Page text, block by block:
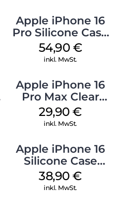
Apple iPhone 16
Pro Silicone Case
MagSafe Black
54,90 €
inkl. MwSt.
Apple iPhone 16
Pro Max Clear
Case MagSafe
Transparent
29,90€
inkl. MwSt.
Apple iPhone 16
Silicone Case
MagSafe
Ultramarine
38,90€
inkl. MwSt.